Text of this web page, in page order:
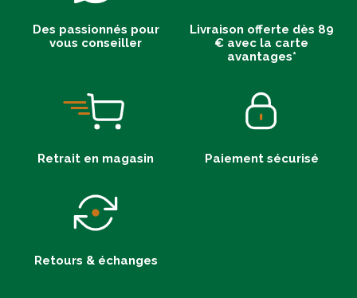
Des passionnés pour
vous conseiller
Livraison offerte dès 89
€ avec la carte
avantages*
Retrait en magasin Paiement sécurisé
Retours & échanges